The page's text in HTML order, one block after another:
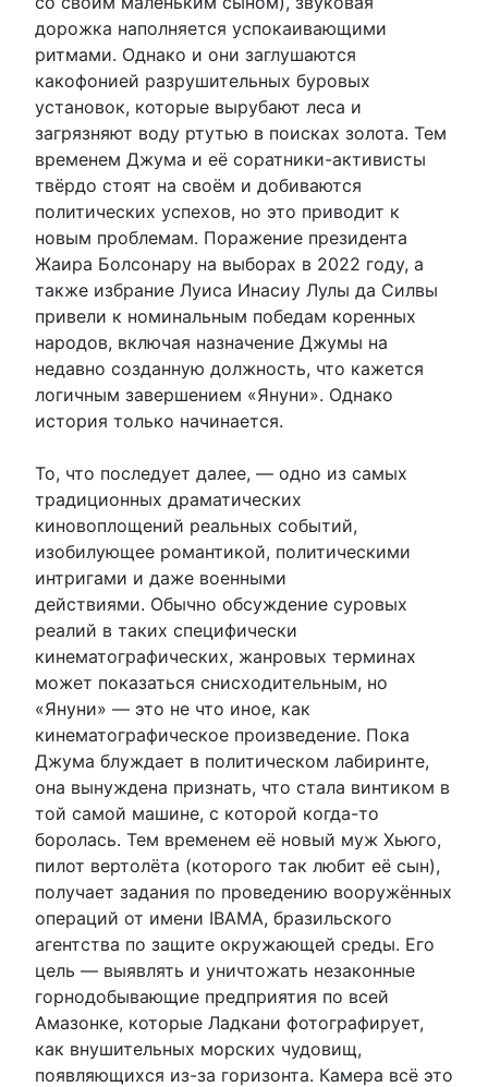
дорожка наполняется успокаивающими
ритмами. Однако и они заглушаются
какофонией разрушительных буровых
установок, которые вырубают леса и
загрязняют воду ртутью в поисках золота. Тем
временем Джума и её соратники-активисты
твёрдо стоят на своём и добиваются
политических успехов, но это приводит к
новым проблемам. Поражение президента
Жаира Болсонару на выборах в 2022 году, а
также избрание Луиса Инасиу Лулы да Силвы
привели к номинальным победам коренных
народов, включая назначение Джумы на
недавно созданную должность, что кажется
логичным завершением «Януни». Однако
история только начинается.
То, что последует далее, — одно из самых
традиционных драматических
киновоплощений реальных событий,
изобилующее романтикой, политическими
интригами и даже военными
действиями. Обычно обсуждение суровых
реалий в таких специфически
кинематографических, жанровых терминах
может показаться снисходительным, но
«Януни» — это не что иное, как
кинематографическое произведение. Пока
Джума блуждает в политическом лабиринте,
она вынуждена признать, что стала винтиком в
той самой машине, с которой когда-то
боролась. Тем временем её новый муж Хьюго,
пилот вертолёта (которого так любит её сын),
получает задания по проведению вооружённых
операций от имени IBAMA, бразильского
агентства по защите окружающей среды. Его
цель — выявлять и уничтожать незаконные
горнодобывающие предприятия по всей
Амазонке, которые Ладкани фотографирует,
как внушительных морских чудовищ,
появляющихся из-за горизонта. Камера всё это